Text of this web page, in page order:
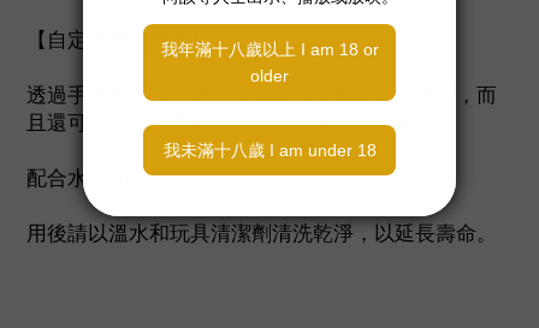
【自定義震動模式】
透過手機應用程式遙控按鈕操控震動強度與模式，而
且還可以自定義震動模式，創造無限種可能性。
配合水性潤滑，使用感更佳
用後請以溫水和玩具清潔劑清洗乾淨，以延長壽命。